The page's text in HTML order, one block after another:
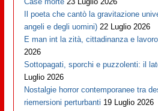
Il poeta che cantò la gravitazione
angeli e degli uomini) 22 Luglio 2026
E man int la zità, cittadinanza e
2026
Sottopagati, sporchi e puzzolenti: il
Luglio 2026
Nostalgie horror contemporanee tra
riemersioni perturbanti 19 Luglio 2026